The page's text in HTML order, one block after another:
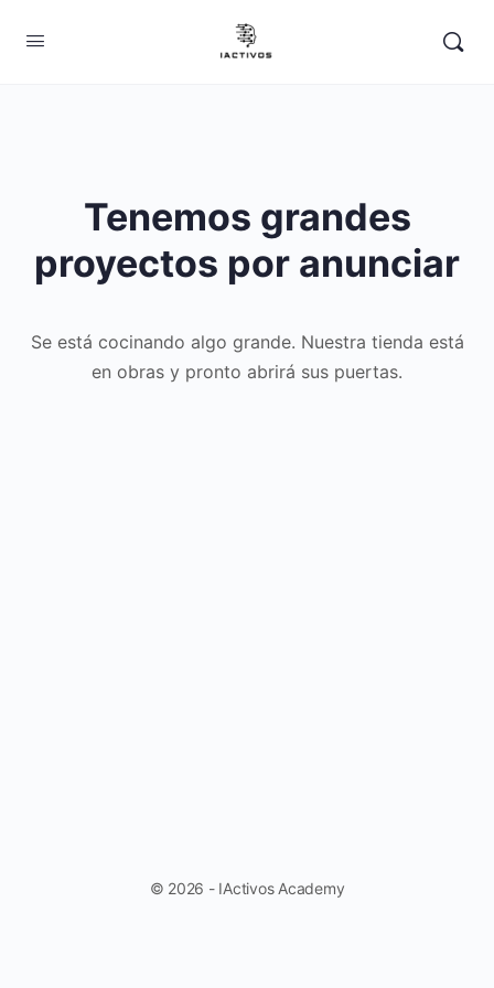
Tenemos grandes
proyectos por anunciar
Se está cocinando algo grande. Nuestra tienda está
en obras y pronto abrirá sus puertas.
© 2026 - IActivos Academy